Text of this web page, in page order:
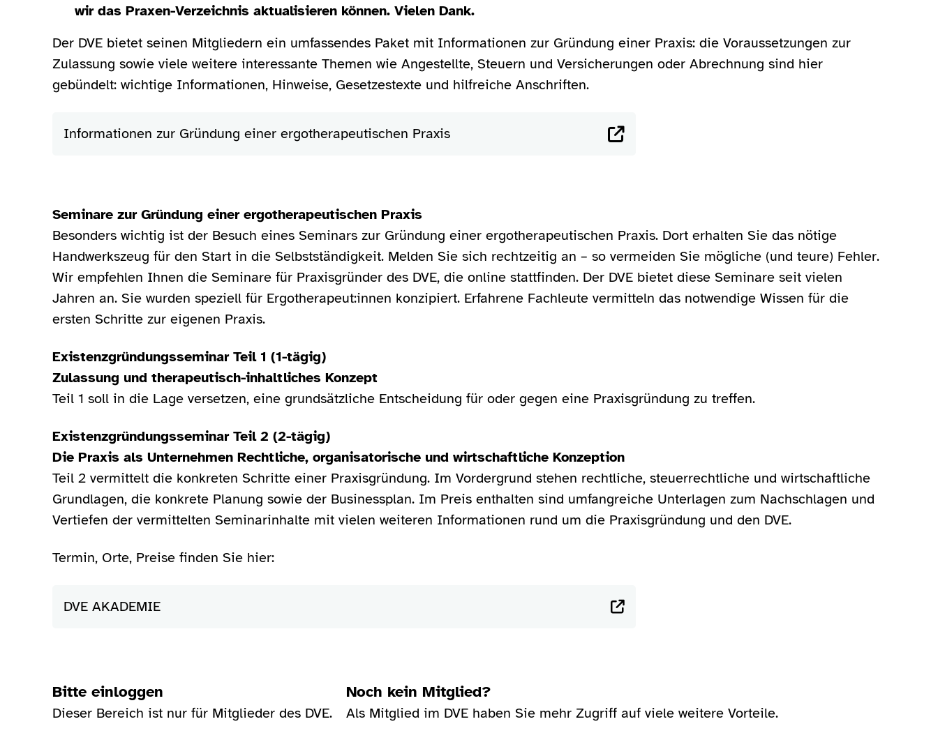
wir das Praxen-Verzeichnis aktualisieren können. Vielen Dank.
Der DVE bietet seinen Mitgliedern ein umfassendes Paket mit Informationen zur Gründung einer Praxis: die Voraussetzungen zur
Zulassung sowie viele weitere interessante Themen wie Angestellte, Steuern und Versicherungen oder Abrechnung sind hier
gebündelt: wichtige Informationen, Hinweise, Gesetzestexte und hilfreiche Anschriften.
Informationen zur Gründung einer ergotherapeutischen Praxis
Seminare zur Gründung einer ergotherapeutischen Praxis
Besonders wichtig ist der Besuch eines Seminars zur Gründung einer ergotherapeutischen Praxis. Dort erhalten Sie das nötige
Handwerkszeug für den Start in die Selbstständigkeit. Melden Sie sich rechtzeitig an – so vermeiden Sie mögliche (und teure) Fehler.
Wir empfehlen Ihnen die Seminare für Praxisgründer des DVE, die online stattfinden. Der DVE bietet diese Seminare seit vielen
Jahren an. Sie wurden speziell für Ergotherapeut:innen konzipiert. Erfahrene Fachleute vermitteln das notwendige Wissen für die
ersten Schritte zur eigenen Praxis.
Existenzgründungsseminar Teil 1 (1-tägig)
Zulassung und therapeutisch-inhaltliches Konzept
Teil 1 soll in die Lage versetzen, eine grundsätzliche Entscheidung für oder gegen eine Praxisgründung zu treffen.
Existenzgründungsseminar Teil 2 (2-tägig)
Die Praxis als Unternehmen Rechtliche, organisatorische und wirtschaftliche Konzeption
Teil 2 vermittelt die konkreten Schritte einer Praxisgründung. Im Vordergrund stehen rechtliche, steuerrechtliche und wirtschaftliche
Grundlagen, die konkrete Planung sowie der Businessplan. Im Preis enthalten sind umfangreiche Unterlagen zum Nachschlagen und
Vertiefen der vermittelten Seminarinhalte mit vielen weiteren Informationen rund um die Praxisgründung und den DVE.
Termin, Orte, Preise finden Sie hier:
DVE AKADEMIE
Bitte einloggen
Dieser Bereich ist nur für Mitglieder des DVE.
Noch kein Mitglied?
Als Mitglied im DVE haben Sie mehr Zugriff auf viele weitere Vorteile.